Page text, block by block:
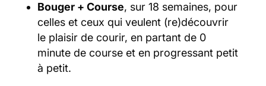
Bouger + Course, sur 18 semaines, pour
celles et ceux qui veulent (re)découvrir
le plaisir de courir, en partant de 0
minute de course et en progressant petit
à petit.